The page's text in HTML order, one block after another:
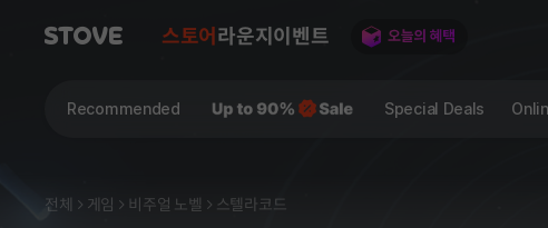
스토어 라운지 이벤트
Recommended Special Deals
전체 게임 비주얼 노벨 스텔라코드